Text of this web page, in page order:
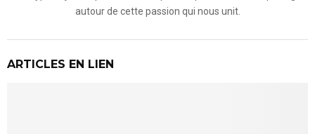
autour de cette passion qui nous unit.
ARTICLES EN LIEN